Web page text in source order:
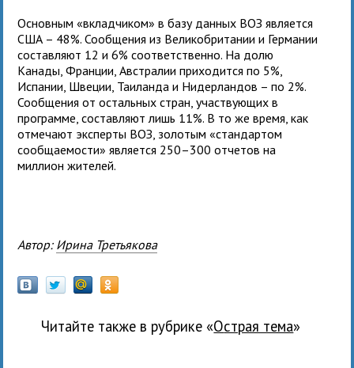
Основным «вкладчиком» в базу данных ВОЗ является
США – 48%. Сообщения из Великобритании и Германии
составляют 12 и 6% соответственно. На долю
Канады, Франции, Австралии приходится по 5%,
Испании, Швеции, Таиланда и Нидерландов – по 2%.
Сообщения от остальных стран, участвующих в
программе, составляют лишь 11%. В то же время, как
отмечают эксперты ВОЗ, золотым «стандартом
сообщаемости» является 250–300 отчетов на
миллион жителей.
Автор: Ирина Третьякова
Читайте также в рубрике « Острая тема»